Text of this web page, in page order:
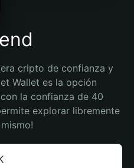
cripto de confianza y
Wallet es la opción
la confianza de 40
explorar libremente